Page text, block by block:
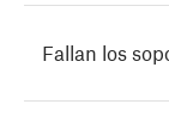
Fallan los